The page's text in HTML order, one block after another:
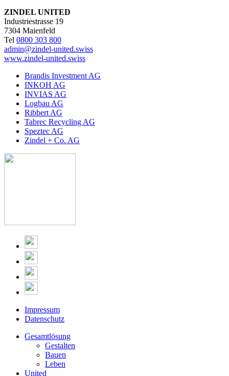
ZINDEL UNITED
Industriestrasse 19
7304 Maienfeld
Tel 0800 303 800
admin@zindel-united.swiss
www.zindel-united.swiss
Brandis Investment AG
INKOH AG
INVIAS AG
Logbau AG
Ribbert AG
Tabrec Recycling AG
Speztec AG
Zindel + Co. AG
Impressum
Datenschutz
Gesamtlösung
Gestalten
Bauen
Leben
United